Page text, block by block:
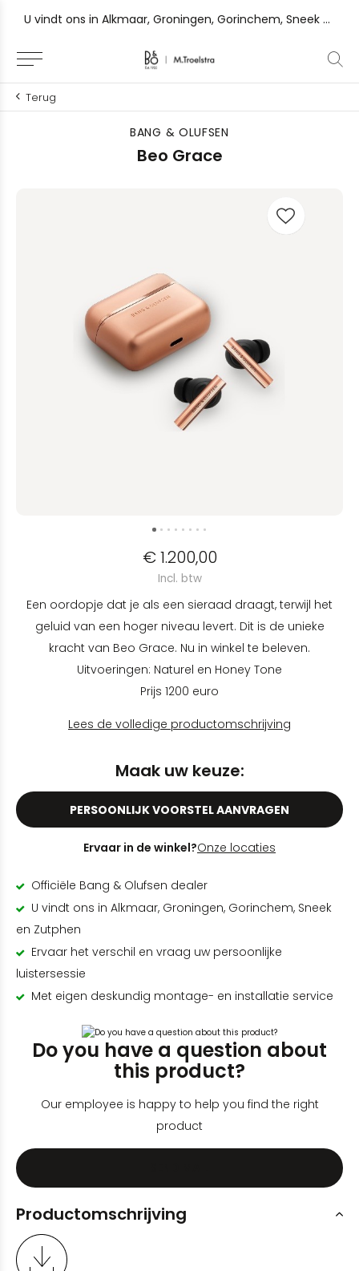
Ervaar het verschil en vraag uw persoonlijke luistersessie
Terug
BANG & OLUFSEN
Beo Grace
€ 1.200,00
Incl. btw
Een oordopje dat je als een sieraad draagt, terwijl het
geluid van een hoger niveau levert. Dit is de unieke
kracht van Beo Grace. Nu in winkel te beleven.
Uitvoeringen: Naturel en Honey Tone
Prijs 1200 euro
Lees de volledige productomschrijving
Maak uw keuze:
PERSOONLIJK VOORSTEL AANVRAGEN
Ervaar in de winkel?Onze locaties
Officiële Bang & Olufsen dealer
U vindt ons in Alkmaar, Groningen, Gorinchem, Sneek
en Zutphen
Ervaar het verschil en vraag uw persoonlijke
luistersessie
Met eigen deskundig montage- en installatie service
Do you have a question about
this product?
Our employee is happy to help you find the right
product
Productomschrijving